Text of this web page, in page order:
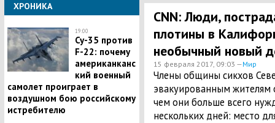
ХРОНИКА
19:00
Су-35 против
F-22: почему
американканс
кий военный
самолет проиграет в
воздушном бою российскому
истребителю
CNN: Люди,
плотины в
необычный новый
15 февраля 2017, 09:03 —Мир
Члены общины сикхов
эвакуированным жителям
чем они больше всего
нескольких дней: место